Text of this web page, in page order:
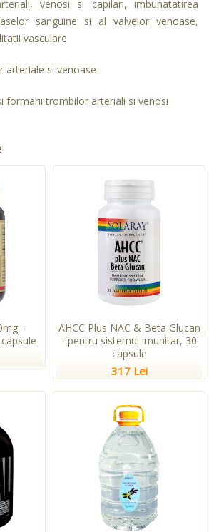
venosi si capilari, imbunatatirea
sanguine si al valvelor venoase,
vasculare
arteriale si venoase
formarii trombilor arteriali si venosi
-
AHCC Plus NAC & Beta Glucan
- pentru sistemul imunitar, 30
capsule
317 Lei